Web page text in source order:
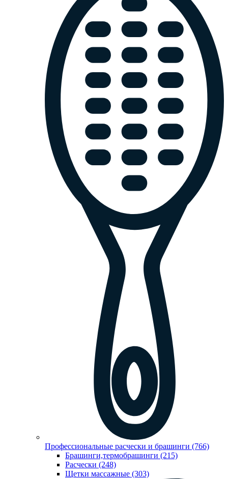
Профессиональные расчески и брашинги (766)
Брашинги,термобрашинги (215)
Расчески (248)
Щетки массажные (303)